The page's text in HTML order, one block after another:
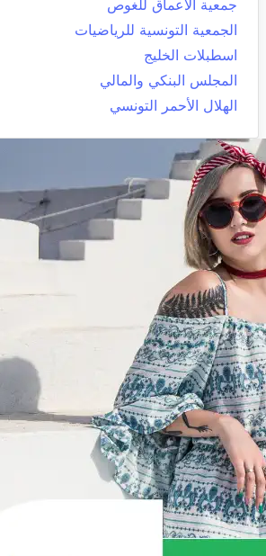
جمعية الاعماق للغوص
الجمعية التونسية للرياضيات
اسطبلات الخليج
المجلس البنكي والمالي
الهلال الأحمر التونسي